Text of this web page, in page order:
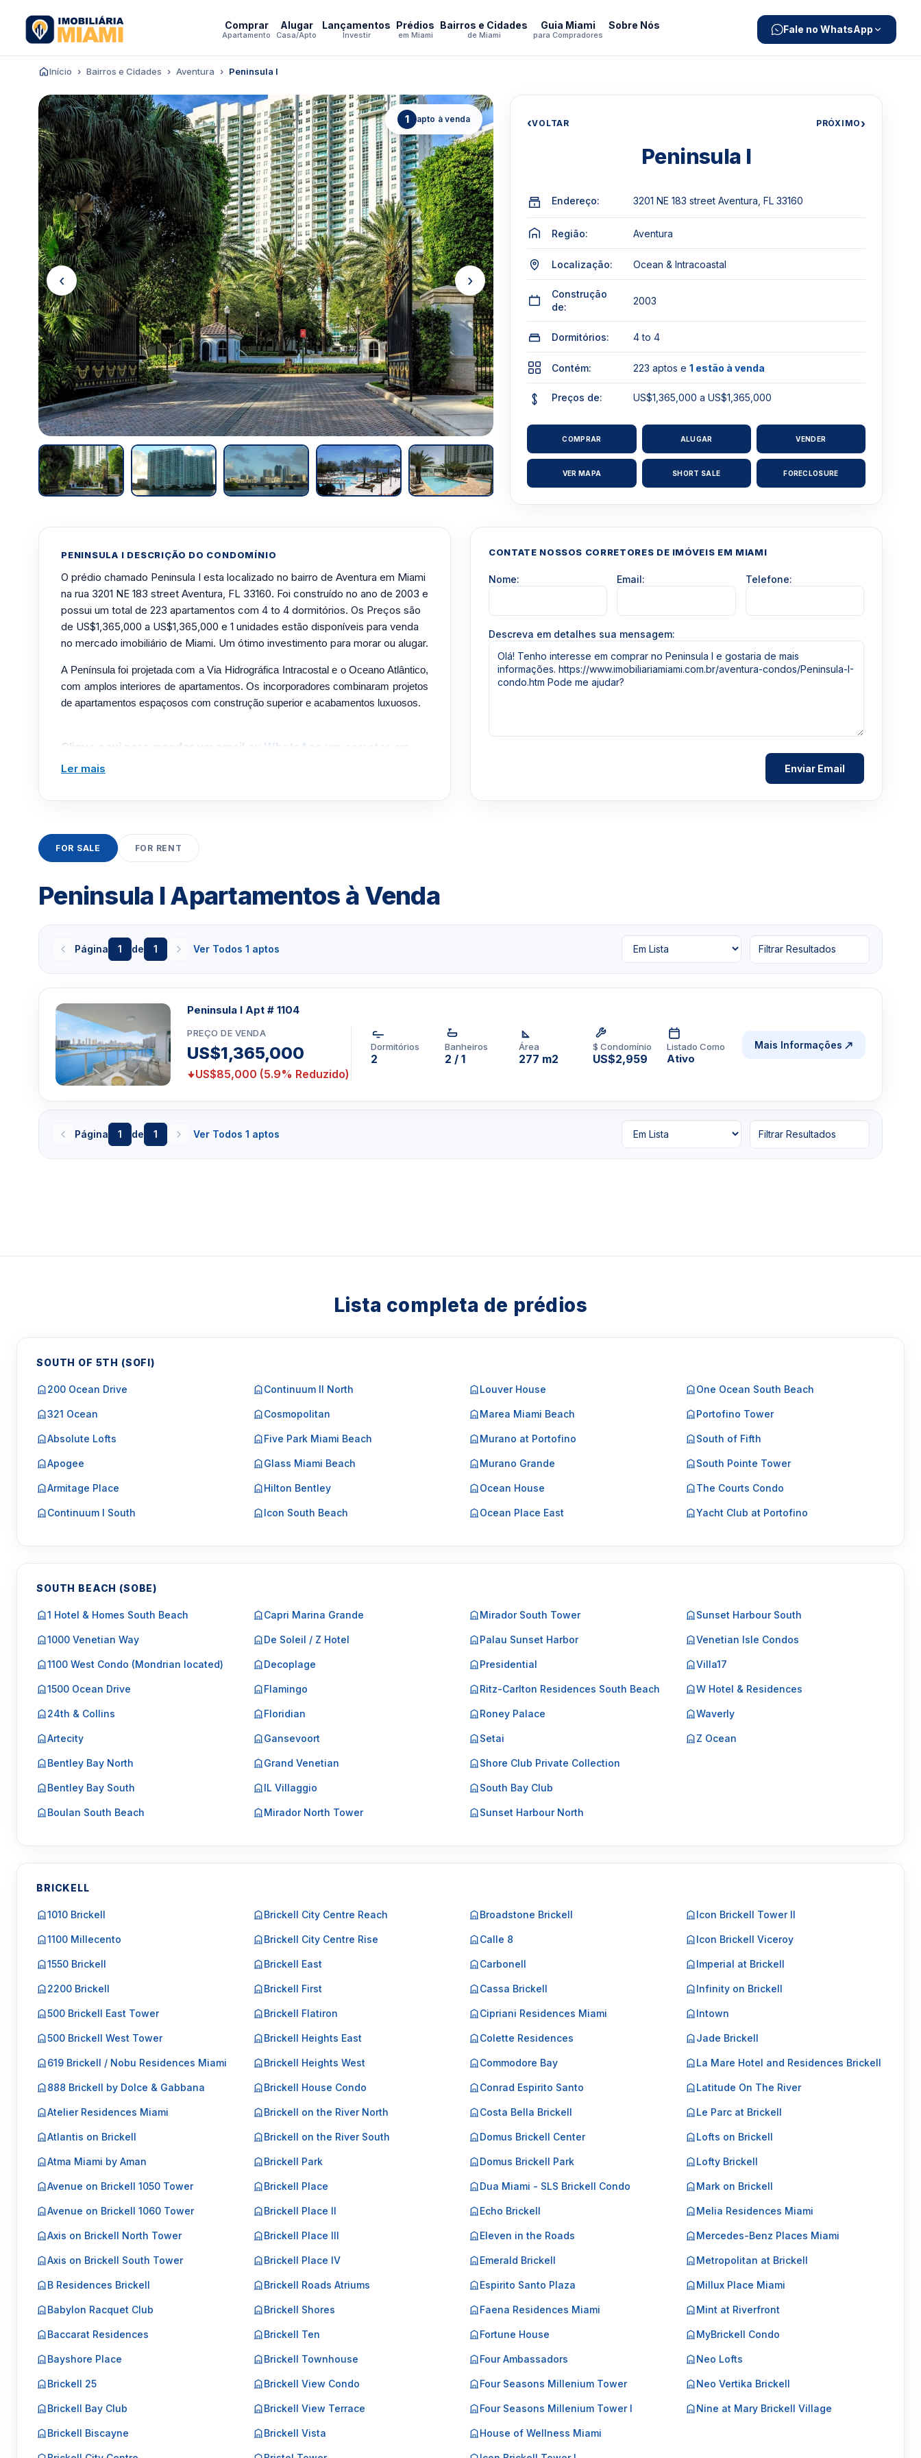
Comprar
Apartamento
Alugar
Casa/Apto
Lançamentos
Investir
Prédios
em Miami
Bairros e Cidades
de Miami
Guia Miami
para Compradores
Sobre Nós Fale no WhatsApp
Início Bairros e Cidades Aventura Peninsula I
1 apto à venda
‹ ›
‹VOLTAR PRÓXIMO›
Peninsula I
Endereço: 3201 NE 183 street Aventura, FL 33160
Região: Aventura
Localização: Ocean & Intracoastal
Construção
de:
2003
Dormitórios: 4 to 4
Contém: 223 aptos e1 estão à venda
Preços de: US$1,365,000 a US$1,365,000
COMPRAR ALUGAR VENDER
VER MAPA SHORT SALE FORECLOSURE
PENINSULA I DESCRIÇÃO DO CONDOMÍNIO
O prédio chamado Peninsula I esta localizado no bairro de Aventura em Miami
na rua 3201 NE 183 street Aventura, FL 33160. Foi construído no ano de 2003 e
possui um total de 223 apartamentos com 4 to 4 dormitórios. Os Preços são
de US$1,365,000 a US$1,365,000 e 1 unidades estão disponíveis para venda
no mercado imobiliário de Miami. Um ótimo investimento para morar ou alugar.
A Península foi projetada com a Via Hidrográfica Intracostal e o Oceano Atlântico,
com amplos interiores de apartamentos. Os incorporadores combinaram projetos
de apartamentos espaçosos com construção superior e acabamentos luxuosos.
Clique aqui para mandar um email
WhatsApp um corretor em
Miami +1 305 540 5744
Ler mais
CONTATE NOSSOS CORRETORES DE IMÓVEIS EM MIAMI
Nome: Email: Telefone:
Descreva em detalhes sua mensagem:
FOR SALE FOR RENT
Peninsula I Apartamentos à Venda
Página 1 de 1 Ver Todos 1 aptos Filtrar Resultados
Peninsula I Apt # 1104
PREÇO DE VENDA
US$1,365,000
US$85,000 (5.9% Reduzido)
Dormitórios
2
Banheiros
2 / 1
Área
277 m2
$ Condomínio
US$2,959
Listado Como
Ativo
Mais Informações
Página 1 de 1 Ver Todos 1 aptos Filtrar Resultados
Lista completa de prédios
SOUTH OF 5TH (SOFI)
200 Ocean Drive
321 Ocean
Absolute Lofts
Apogee
Armitage Place
Continuum I South
Continuum II North
Cosmopolitan
Five Park Miami Beach
Glass Miami Beach
Hilton Bentley
Icon South Beach
Louver House
Marea Miami Beach
Murano at Portofino
Murano Grande
Ocean House
Ocean Place East
One Ocean South Beach
Portofino Tower
South of Fifth
South Pointe Tower
The Courts Condo
Yacht Club at Portofino
SOUTH BEACH (SOBE)
1 Hotel & Homes South Beach
1000 Venetian Way
1100 West Condo (Mondrian located)
1500 Ocean Drive
24th & Collins
Artecity
Bentley Bay North
Bentley Bay South
Boulan South Beach
Capri Marina Grande
De Soleil / Z Hotel
Decoplage
Flamingo
Floridian
Gansevoort
Grand Venetian
IL Villaggio
Mirador North Tower
Mirador South Tower
Palau Sunset Harbor
Presidential
Ritz-Carlton Residences South Beach
Roney Palace
Setai
Shore Club Private Collection
South Bay Club
Sunset Harbour North
Sunset Harbour South
Venetian Isle Condos
Villa17
W Hotel & Residences
Waverly
Z Ocean
BRICKELL
1010 Brickell
1100 Millecento
1550 Brickell
2200 Brickell
500 Brickell East Tower
500 Brickell West Tower
619 Brickell / Nobu Residences Miami
888 Brickell by Dolce & Gabbana
Atelier Residences Miami
Atlantis on Brickell
Atma Miami by Aman
Avenue on Brickell 1050 Tower
Avenue on Brickell 1060 Tower
Axis on Brickell North Tower
Axis on Brickell South Tower
B Residences Brickell
Babylon Racquet Club
Baccarat Residences
Bayshore Place
Brickell 25
Brickell Bay Club
Brickell Biscayne
Brickell City Centre Reach
Brickell City Centre Rise
Brickell East
Brickell First
Brickell Flatiron
Brickell Heights East
Brickell Heights West
Brickell House Condo
Brickell on the River North
Brickell on the River South
Brickell Park
Brickell Place
Brickell Place II
Brickell Place III
Brickell Place IV
Brickell Roads Atriums
Brickell Shores
Brickell Ten
Brickell Townhouse
Brickell View Condo
Brickell View Terrace
Brickell Vista
Broadstone Brickell
Calle 8
Carbonell
Cassa Brickell
Cipriani Residences Miami
Colette Residences
Commodore Bay
Conrad Espirito Santo
Costa Bella Brickell
Domus Brickell Center
Domus Brickell Park
Dua Miami - SLS Brickell Condo
Echo Brickell
Eleven in the Roads
Emerald Brickell
Espirito Santo Plaza
Faena Residences Miami
Fortune House
Four Ambassadors
Four Seasons Millenium Tower
Four Seasons Millenium Tower I
House of Wellness Miami
Icon Brickell Tower II
Icon Brickell Viceroy
Imperial at Brickell
Infinity on Brickell
Intown
Jade Brickell
La Mare Hotel and Residences Brickell
Latitude On The River
Le Parc at Brickell
Lofts on Brickell
Lofty Brickell
Mark on Brickell
Melia Residences Miami
Mercedes-Benz Places Miami
Metropolitan at Brickell
Millux Place Miami
Mint at Riverfront
MyBrickell Condo
Neo Lofts
Neo Vertika Brickell
Nine at Mary Brickell Village